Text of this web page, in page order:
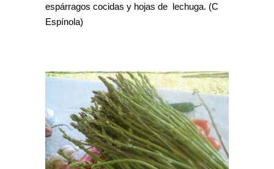
espárragos cocidas y hojas de lechuga. (C
Espínola)